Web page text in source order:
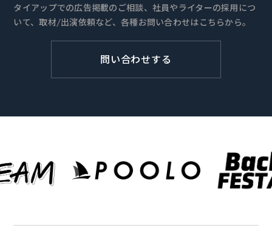
タイアップでの広告掲載のご相談、社員やライターの採用につ
いて、取材/出演依頼など、各種お問い合わせはこちらから。
問い合わせする